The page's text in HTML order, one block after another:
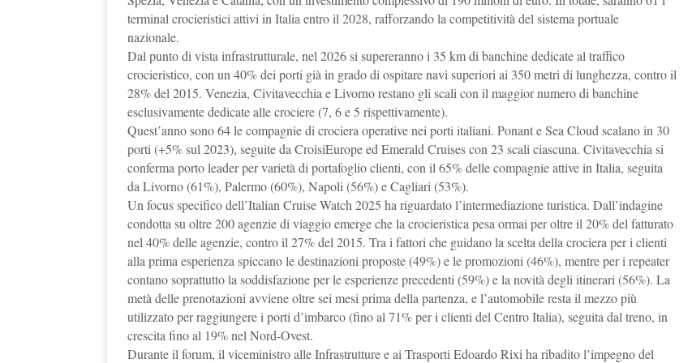
terminal crocieristici attivi in Italia entro il 2028, rafforzando la competitività del sistema portuale
nazionale.
Dal punto di vista infrastrutturale, nel 2026 si supereranno i 35 km di banchine dedicate al traffico
crocieristico, con un 40% dei porti già in grado di ospitare navi superiori ai 350 metri di lunghezza, contro il
28% del 2015. Venezia, Civitavecchia e Livorno restano gli scali con il maggior numero di banchine
esclusivamente dedicate alle crociere (7, 6 e 5 rispettivamente).
Quest’anno sono 64 le compagnie di crociera operative nei porti italiani. Ponant e Sea Cloud scalano in 30
porti (+5% sul 2023), seguite da CroisiEurope ed Emerald Cruises con 23 scali ciascuna. Civitavecchia si
conferma porto leader per varietà di portafoglio clienti, con il 65% delle compagnie attive in Italia, seguita
da Livorno (61%), Palermo (60%), Napoli (56%) e Cagliari (53%).
Un focus specifico dell’Italian Cruise Watch 2025 ha riguardato l’intermediazione turistica. Dall’indagine
condotta su oltre 200 agenzie di viaggio emerge che la crocieristica pesa ormai per oltre il 20% del fatturato
nel 40% delle agenzie, contro il 27% del 2015. Tra i fattori che guidano la scelta della crociera per i clienti
alla prima esperienza spiccano le destinazioni proposte (49%) e le promozioni (46%), mentre per i repeater
contano soprattutto la soddisfazione per le esperienze precedenti (59%) e la novità degli itinerari (56%). La
metà delle prenotazioni avviene oltre sei mesi prima della partenza, e l’automobile resta il mezzo più
utilizzato per raggiungere i porti d’imbarco (fino al 71% per i clienti del Centro Italia), seguita dal treno, in
crescita fino al 19% nel Nord-Ovest.
Durante il forum, il viceministro alle Infrastrutture e ai Trasporti Edoardo Rixi ha ribadito l’impegno del